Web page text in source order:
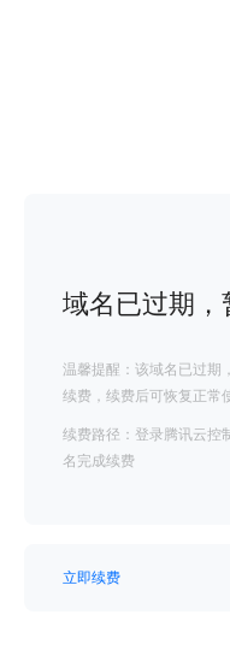
域名已过期，
温馨提醒：该域名已过期
续费，续费后可恢复正常
续费路径：登录腾讯云控
名完成续费
立即续费